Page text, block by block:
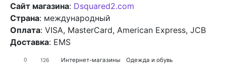
Сайт магазина: Dsquared2.com
Страна: международный
Оплата: VISA, MasterCard, American Express, JCB
Доставка: EMS
0 126 Интернет-магазины Одежда и обувь